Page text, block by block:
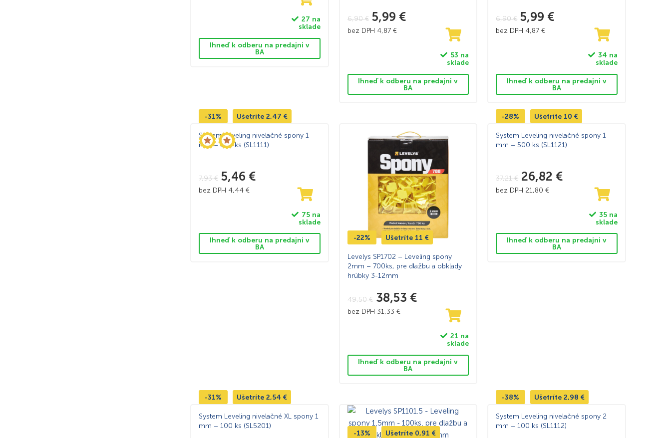
27 na
sklade
Ihneď k odberu na predajni v
BA
6,90€ 5,99 €
bez DPH 4,87 €
53 na
sklade
Ihneď k odberu na predajni v
BA
6,90€ 5,99 €
bez DPH 4,87€
34 na
sklade
Ihneď k odberu na predajni v
BA
-31% Ušetríte 2,47 €
System Leveling nivelačné spony 1
mm – 100 ks (SL1111)
7,93€ 5,46 €
bez DPH 4,44 €
75 na
sklade
Ihneď k odberu na predajni v
BA
-22% Ušetríte 11 €
Levelys SP1702 – Leveling spony
2mm – 700ks, pre dlažbu a obklady
hrúbky 3-12mm
49,50€ 38,53 €
bez DPH 31,33 €
21 na
sklade
Ihneď k odberu na predajni v
BA
-28% Ušetríte 10€
System Leveling nivelačné spony 1
mm – 500 ks (SL1121)
37,21€ 26,82 €
bez DPH 21,80€
35 na
sklade
Ihneď k odberu na predajni v
BA
-31% Ušetríte 2,54 €
System Leveling nivelačné XL spony 1
mm – 100 ks (SL5201)
-13% Ušetríte 0,91 €
-38% Ušetríte2,98€
System Leveling nivelačné spony 2
mm – 100 ks (SL1112)